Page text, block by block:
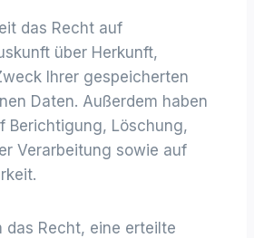
das Recht auf
über Herkunft,
Ihrer gespeicherten
Daten. Außerdem haben
Berichtigung, Löschung,
Verarbeitung sowie auf
das Recht, eine erteilte